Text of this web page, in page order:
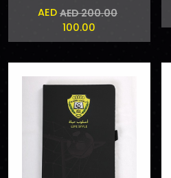
AED 200.00
AED
100.00